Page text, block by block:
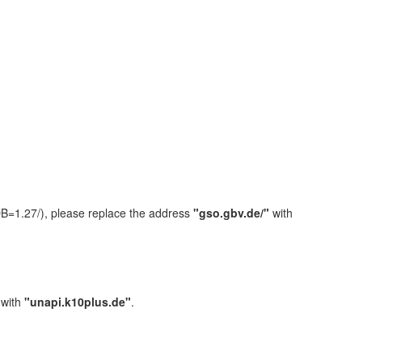
), please replace the address "gso.gbv.de/" with
with "unapi.k10plus.de".